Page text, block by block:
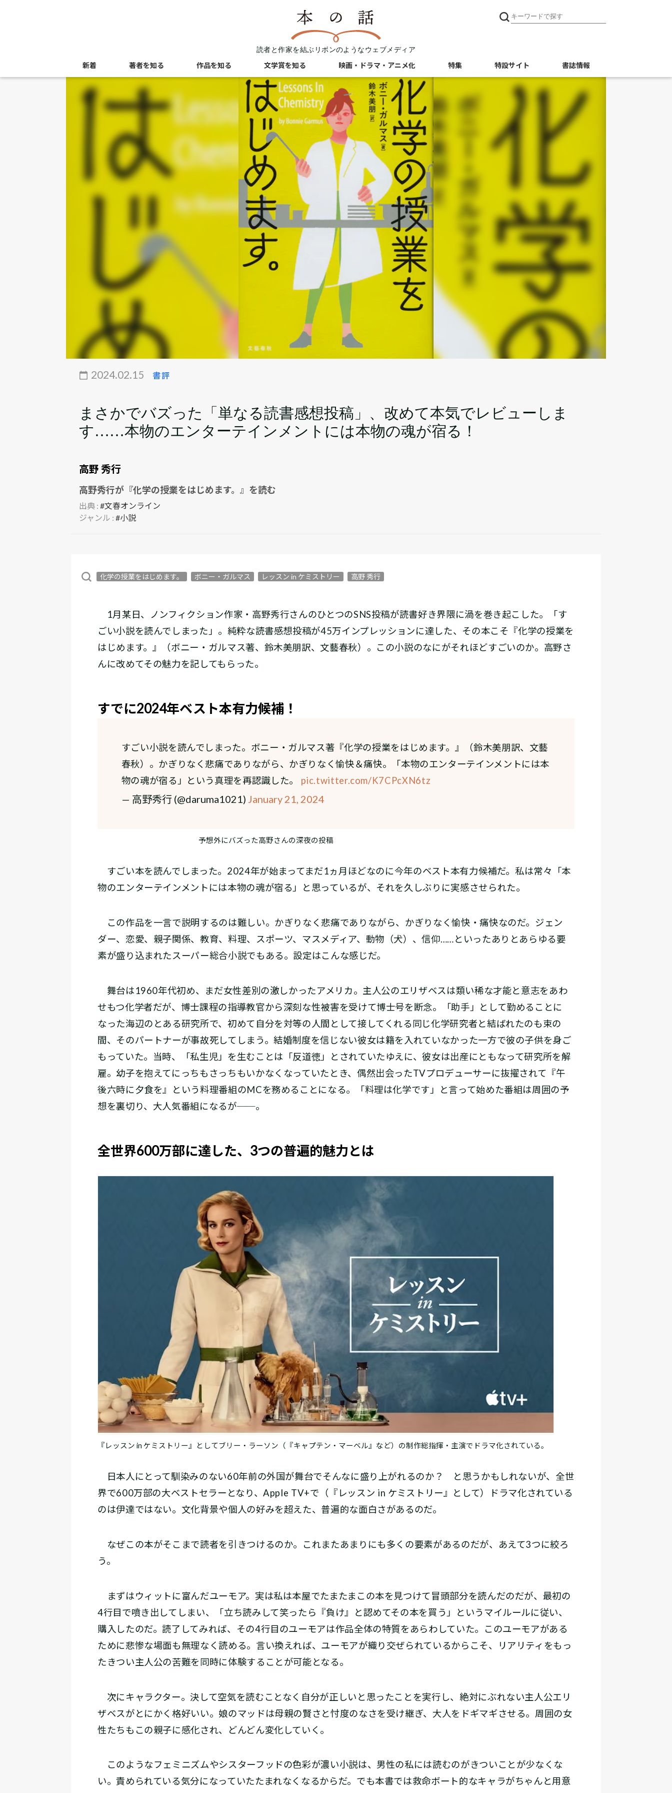
読者と作家を結ぶリボンのようなウェブメディア
新着 著者を知る 作品を知る 文学賞を知る 映画・ドラマ・アニメ化 特集 特設サイト 書誌情報
2024.02.15 書評
まさかでバズった「単なる読書感想投稿」、改めて本気でレビューしま
す……本物のエンターテインメントには本物の魂が宿る！
高野 秀行
高野秀行が『化学の授業をはじめます。』を読む
出典 : #文春オンライン
ジャンル : #小説
化学の授業をはじめます。 ボニー・ガルマス レッスン in ケミストリー 高野 秀行
1月某日、ノンフィクション作家・高野秀行さんのひとつのSNS投稿が読書好き界隈に渦を巻き起こした。「す
ごい小説を読んでしまった」――。純粋な読書感想投稿が45万インプレッションに達した、その本こそ『化学の授業を
はじめます。』（ボニー・ガルマス著、鈴木美朋訳、文藝春秋）。この小説のなにがそれほどすごいのか。高野さ
んに改めてその魅力を記してもらった。
すでに2024年ベスト本有力候補！
すごい小説を読んでしまった。ボニー・ガルマス著『化学の授業をはじめます。』（鈴木美朋訳、文藝
春秋）。かぎりなく悲痛でありながら、かぎりなく愉快＆痛快。「本物のエンターテインメントには本
物の魂が宿る」という真理を再認識した。 pic.twitter.com/K7CPcXN6tz
— 高野秀行 (@daruma1021) January 21, 2024
予想外にバズった高野さんの深夜の投稿
すごい本を読んでしまった。2024年が始まってまだ1ヵ月ほどなのに今年のベスト本有力候補だ。私は常々「本
物のエンターテインメントには本物の魂が宿る」と思っているが、それを久しぶりに実感させられた。
この作品を一言で説明するのは難しい。かぎりなく悲痛でありながら、かぎりなく愉快・痛快なのだ。ジェン
ダー、恋愛、親子関係、教育、料理、スポーツ、マスメディア、動物（犬）、信仰……といったありとあらゆる要
素が盛り込まれたスーパー総合小説でもある。設定はこんな感じだ。
舞台は1960年代初め、まだ女性差別の激しかったアメリカ。主人公のエリザベスは類い稀な才能と意志をあわ
せもつ化学者だが、博士課程の指導教官から深刻な性被害を受けて博士号を断念。「助手」として勤めることに
なった海辺のとある研究所で、初めて自分を対等の人間として接してくれる同じ化学研究者と結ばれたのも束の
間、そのパートナーが事故死してしまう。結婚制度を信じない彼女は籍を入れていなかった一方で彼の子供を身ご
もっていた。当時、「私生児」を生むことは「反道徳」とされていたゆえに、彼女は出産にともなって研究所を解
雇。幼子を抱えてにっちもさっちもいかなくなっていたとき、偶然出会ったTVプロデューサーに抜擢されて『午
後六時に夕食を』という料理番組のMCを務めることになる。「料理は化学です」と言って始めた番組は周囲の予
想を裏切り、大人気番組になるが──。
全世界600万部に達した、3つの普遍的魅力とは
『レッスン in ケミストリー』としてブリー・ラーソン（『キャプテン・マーベル』など）の制作総指揮・主演でドラマ化されている。
日本人にとって馴染みのない60年前の外国が舞台でそんなに盛り上がれるのか？ と思うかもしれないが、全世
界で600万部の大ベストセラーとなり、Apple TV+で（『レッスン in ケミストリー』として）ドラマ化されている
のは伊達ではない。文化背景や個人の好みを超えた、普遍的な面白さがあるのだ。
なぜこの本がそこまで読者を引きつけるのか。これまたあまりにも多くの要素があるのだが、あえて3つに絞ろ
う。
まずはウィットに富んだユーモア。実は私は本屋でたまたまこの本を見つけて冒頭部分を読んだのだが、最初の
4行目で噴き出してしまい、「立ち読みして笑ったら『負け』と認めてその本を買う」というマイルールに従い、
購入したのだ。読了してみれば、その4行目のユーモアは作品全体の特質をあらわしていた。このユーモアがある
ために悲惨な場面も無理なく読める。言い換えれば、ユーモアが織り交ぜられているからこそ、リアリティをもっ
たきつい主人公の苦難を同時に体験することが可能となる。
次にキャラクター。決して空気を読むことなく自分が正しいと思ったことを実行し、絶対にぶれない主人公エリ
ザベスがとにかく格好いい。娘のマッドは母親の賢さと忖度のなさを受け継ぎ、大人をドギマギさせる。周囲の女
性たちもこの親子に感化され、どんどん変化していく。
このようなフェミニズムやシスターフッドの色彩が濃い小説は、男性の私には読むのがきついことが少なくな
い。責められている気分になっていたたまれなくなるからだ。でも本書では救命ボート的なキャラがちゃんと用意